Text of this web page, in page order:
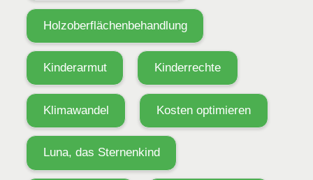
Holzoberflächenbehandlung
Kinderarmut Kinderrechte
Klimawandel Kosten optimieren
Luna, das Sternenkind